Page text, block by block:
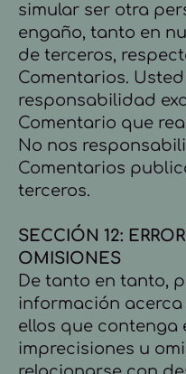
simular ser otra
engaño, tanto en
de terceros,
Comentarios.
responsabilidad
Comentario que
No nos
Comentarios
terceros.
SECCIÓN 12:
OMISIONES
De tanto en tanto,
información acerca
ellos que contenga
imprecisiones u